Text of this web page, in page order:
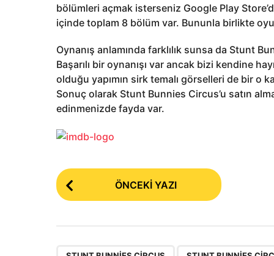
bölümleri açmak isterseniz Google Play
içinde toplam 8 bölüm var. Bununla birlikte
Oynanış anlamında farklılık sunsa da Stunt
Başarılı bir oynanışı var ancak bizi kendine
olduğu yapımın sirk temalı görselleri de bir o
Sonuç olarak Stunt Bunnies Circus’u satın
edinmenizde fayda var.
P
o
ÖNCEKI YAZI